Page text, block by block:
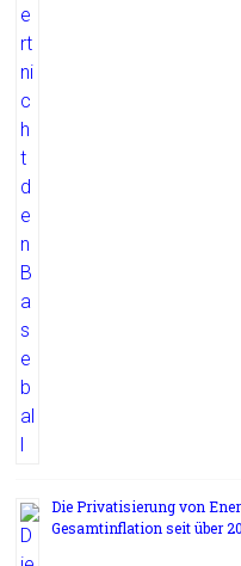
Die Privatisierung von
Gesamtinflation seit über